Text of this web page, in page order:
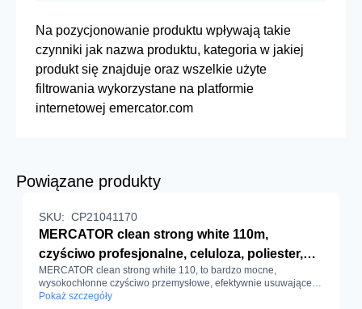
Na pozycjonowanie produktu wpływają takie
czynniki jak nazwa produktu, kategoria w jakiej
produkt się znajduje oraz wszelkie użyte
filtrowania wykorzystane na platformie
internetowej emercator.com
Powiązane produkty
SKU: CP21041170
MERCATOR clean strong white 110m,
czyściwo profesjonalne, celuloza, poliester,
białe
MERCATOR clean strong white 110, to bardzo mocne,
wysokochłonne czyściwo przemysłowe, efektywnie usuwające
zabrudzenia. Kolor biały, długość rolki 110 m.b.
Pokaż szczegóły